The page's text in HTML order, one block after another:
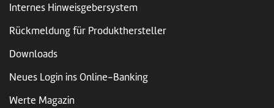
Internes Hinweisgebersystem
Rückmeldung für Produkthersteller
Downloads
Neues Login ins Online-Banking
Werte Magazin